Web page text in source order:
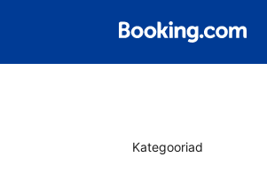
Kategooriad